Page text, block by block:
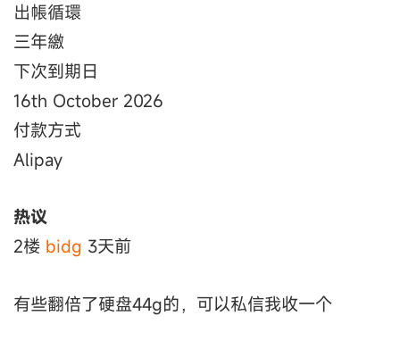
出帳循環
三年繳
下次到期日
16th October 2026
付款方式
Alipay
热议
2楼 bidg 3天前
有些翻倍了硬盘44g的，可以私信我收一个